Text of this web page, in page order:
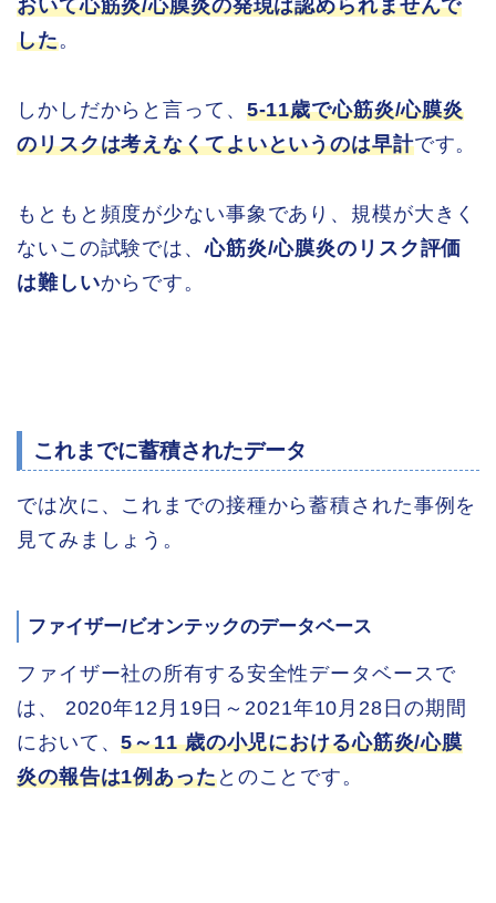
おいて心筋炎/心膜炎の発現は認められませんで
した。
しかしだからと言って、 5-11歳で心筋炎/心膜炎
のリスクは考えなくてよいというのは早計です。
もともと頻度が少ない事象であり、規模が大きく
ないこの試験では、心筋炎/心膜炎のリスク評価
は難しいからです。
これまでに蓄積されたデータ
では次に、これまでの接種から蓄積された事例を
見てみましょう。
ファイザー/ビオンテックのデータベース
ファイザー社の所有する安全性データベースで
は、 2020年12月19日～2021年10月28日の期間
において、5～11 歳の小児における心筋炎/心膜
炎の報告は1例あったとのことです。